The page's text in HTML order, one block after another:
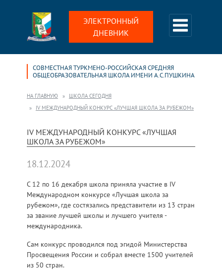
ЭЛЕКТРОННЫЙ
ДНЕВНИК
СОВМЕСТНАЯ ТУРКМЕНО-РОССИЙСКАЯ СРЕДНЯЯ
ОБЩЕОБРАЗОВАТЕЛЬНАЯ ШКОЛА ИМЕНИ А.С.ПУШКИНА
НА ГЛАВНУЮ
ШКОЛА СЕГОДНЯ
IV МЕЖДУНАРОДНЫЙ КОНКУРС «ЛУЧШАЯ ШКОЛА ЗА РУБЕЖОМ»
IV МЕЖДУНАРОДНЫЙ КОНКУРС «ЛУЧШАЯ
ШКОЛА ЗА РУБЕЖОМ»
18.12.2024
С 12 по 16 декабря школа приняла участие в IV
Международном конкурсе «Лучшая школа за
рубежом», где состязались представители из 13 стран
за звание лучшей школы и лучшего учителя -
международника.
Сам конкурс проводился под эгидой Министерства
Просвещения России и собрал вместе 1500 учителей
из 50 стран.